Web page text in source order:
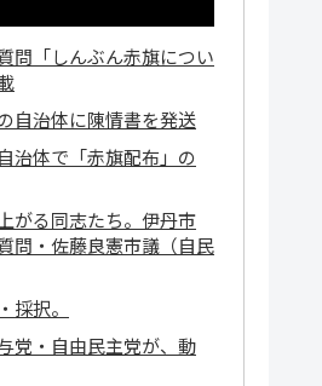
問「しんぶん赤旗につい
自治体に陳情書を発送
治体で「赤旗配布」の
がる同志たち。伊丹市
問・佐藤良憲市議（自民
採択。
党・自由民主党が、動